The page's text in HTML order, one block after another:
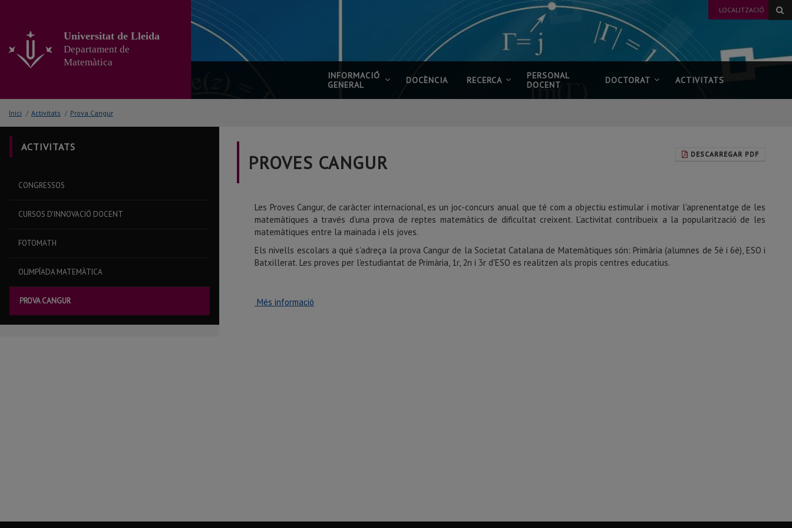
contingut
principal
de
LOCALITZACIÓ
Universitat de Lleida
Departament de
Matemàtica
INFORMACIÓ
GENERAL
DOCÈNCIA RECERCA
PERSONAL
DOCENT
DOCTORAT ACTIVITATS
Inici / Activitats / Prova Cangur
ACTIVITATS
CONGRESSOS
CURSOS D'INNOVACIÓ DOCENT
FOTOMATH
OLIMPÍADA MATEMÀTICA
PROVA CANGUR
DESCARREGAR PDF
PROVES CANGUR
Les Proves Cangur, de caràcter internacional, es un joc-concurs anual que té com a objectiu estimular i motivar l'aprenentatge de les
matemàtiques a través d’una prova de reptes matemàtics de dificultat creixent. L’activitat contribueix a la popularització de les
matemàtiques entre la mainada i els joves.
Els nivells escolars a què s’adreça la prova Cangur de la Societat Catalana de Matemàtiques són: Primària (alumnes de 5è i 6è), ESO i
Batxillerat. Les proves per l'estudiantat de Primària, 1r, 2n i 3r d'ESO es realitzen als propis centres educatius.
Més informació